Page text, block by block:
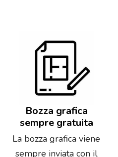
Bozza grafica
sempre gratuita
La bozza grafica viene
sempre inviata con il